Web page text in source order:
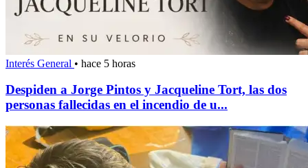
Interés General • hace 5 horas
Despiden a Jorge Pintos y Jacqueline Tort, las dos
personas fallecidas en el incendio de u...